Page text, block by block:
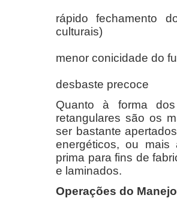
rápido fechamento
culturais)
menor conicidade do
desbaste precoce
Quanto à forma
retangulares são os
ser bastante
energéticos, ou mais
prima para fins de
e laminados.
Operações do Manejo